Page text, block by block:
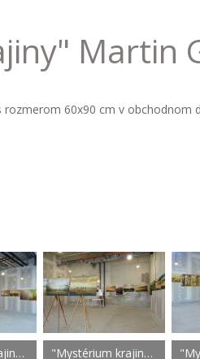
Martin
60x90 cm v obchodnom
"Mystérium krajiny" Martin Galéria "Mystérium krajiny" Martin Galéria